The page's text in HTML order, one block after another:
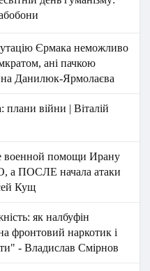
Єрмака неможливо
ані пачкою
Данилюк-Ярмолаєва
плани війни | Віталій
военной помощи Ирану
а ПОСЛЕ начала атаки
Кущ
як налбуфін
фронтовий наркотик і
- Владислав Смірнов